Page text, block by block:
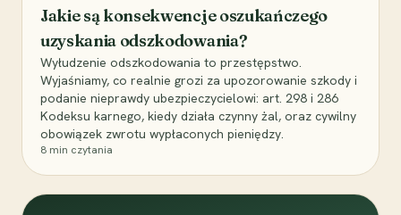
Jakie są konsekwencje oszukańczego
uzyskania odszkodowania?
Wyłudzenie odszkodowania to przestępstwo.
Wyjaśniamy, co realnie grozi za upozorowanie szkody i
podanie nieprawdy ubezpieczycielowi: art. 298 i 286
Kodeksu karnego, kiedy działa czynny żal, oraz cywilny
obowiązek zwrotu wypłaconych pieniędzy.
8 min czytania